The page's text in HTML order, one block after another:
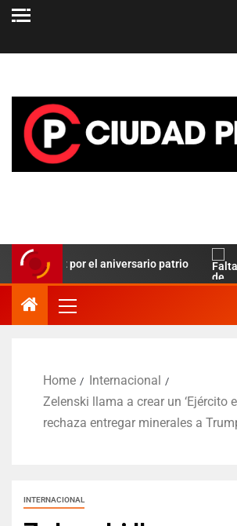
Paz por el aniversario patrio
Home
Internacional
Zelenski llama a crear un ‘Ejército
rechaza entregar minerales a
INTERNACIONAL